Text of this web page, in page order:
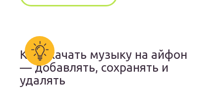
Как скачать музыку на айфон
— добавлять, сохранять и
удалять